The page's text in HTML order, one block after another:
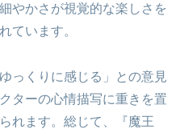
やかさが視覚的な楽しさを
ています。
っくりに感じる」との意見
ターの心情描写に重きを置
れます。総じて、『魔王